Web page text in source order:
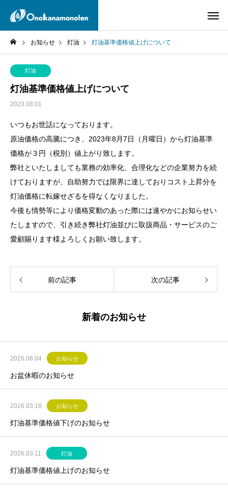
お知らせ 灯油 灯油基準価格値上げについて
灯油
灯油基準価格値上げについて
2023.08.01
いつもお世話になっております。
原油価格の高騰につき、2023年8月7日（月曜日）から灯油基準
価格が３円（税別）値上がり致します。
弊社といたしましても業務の効率化、合理化などの企業努力を続
けておりますが、自助努力では限界に達しておりコスト上昇分を
灯油価格に転嫁せざるを得なくなりました。
今後も情勢等により価格変動のあった際には速やかにお知らせい
たしますので、引き続き弊社灯油並びに取扱商品・サービスのご
愛顧賜ります様よろしくお願い致します。
前の記事 次の記事
新着のお知らせ
2026.08.04 お知らせ
お盆休暇のお知らせ
2026.03.18 お知らせ
灯油基準価格値下げのお知らせ
2026.03.11 灯油
灯油基準価格値上げのお知らせ